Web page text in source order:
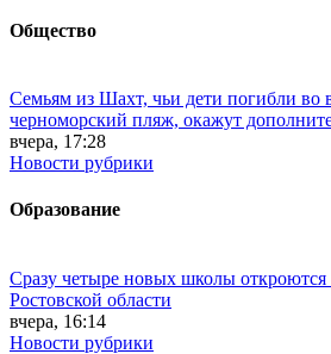
Общество
Семьям из Шахт, чьи дети погибли во
черноморский пляж, окажут
вчера, 17:28
Новости рубрики
Образование
Сразу четыре новых школы откроются
Ростовской области
вчера, 16:14
Новости рубрики